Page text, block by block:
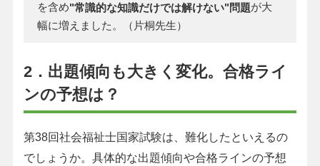
を含め"常識的な知識だけでは解けない"問題が大
幅に増えました。（片桐先生）
2．出題傾向も大きく変化。合格ライ
ンの予想は？
第38回社会福祉士国家試験は、難化したといえるの
でしょうか。具体的な出題傾向や合格ラインの予想